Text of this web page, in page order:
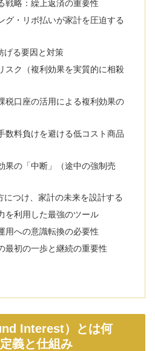
戦略：繰上返済の重要性
グ・リボ払いが家計を圧迫する
げる要因と対策
スク（複利効果を実質的に相殺
税口座の活用による複利効果の
数料負けを避ける低コスト商品
果の「中断」（途中の強制売
につけ、家計の未来を設計する
を利用した最強のツール
用への意識転換の必要性
最初の一歩と継続の重要性
Interest）とは何
義と仕組み